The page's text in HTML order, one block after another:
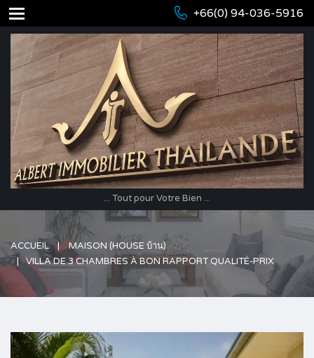
+66(0) 94-036-5916
... Tout pour Votre Bien ...
ACCUEIL
MAISON (HOUSE บ้าน)
VILLA DE 3 CHAMBRES À BON RAPPORT QUALITÉ-PRIX